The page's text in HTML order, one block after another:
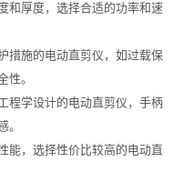
厚度，选择合适的功率和速
施的电动直剪仪，如过载保
性。
学设计的电动直剪仪，手柄
。
，选择性价比较高的电动直